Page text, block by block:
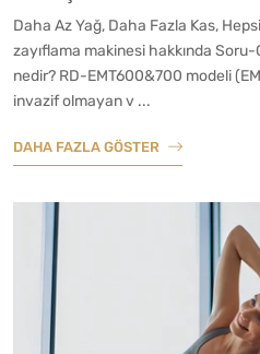
Daha Az Yağ, Daha Fazla Kas,
zayıflama makinesi hakkında
nedir? RD-EMT600&700 modeli
invazif olmayan v ...
DAHA FAZLA GÖSTER